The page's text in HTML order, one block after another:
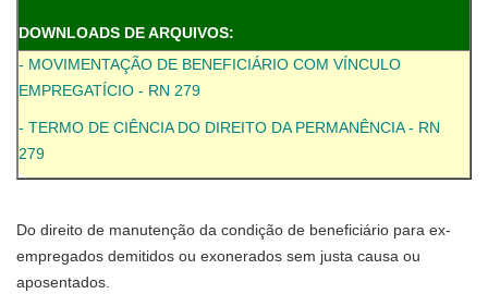
DOWNLOADS DE ARQUIVOS:
- MOVIMENTAÇÃO DE BENEFICIÁRIO COM VÍNCULO
EMPREGATÍCIO - RN 279
- TERMO DE CIÊNCIA DO DIREITO DA PERMANÊNCIA - RN
279
Do direito de manutenção da condição de beneficiário para ex-
empregados demitidos ou exonerados sem justa causa ou
aposentados.